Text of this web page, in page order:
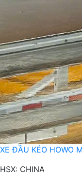
XE ĐẦU KÉO HOWO
HSX: CHINA